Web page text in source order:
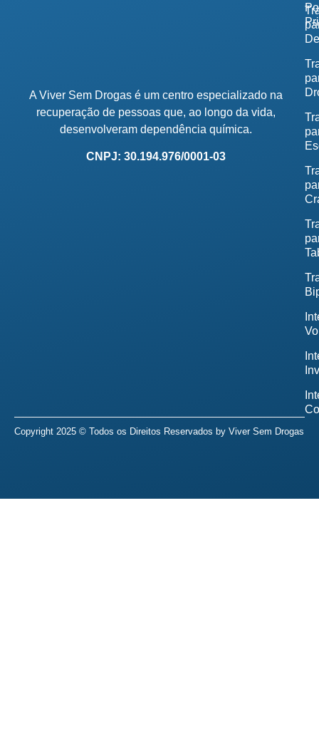
A Viver Sem Drogas é um centro especializado na
recuperação de pessoas que, ao longo da vida,
desenvolveram dependência química.
CNPJ: 30.194.976/0001-03
Copyright 2025 © Todos os Direitos Reservados by Viver Sem Drogas